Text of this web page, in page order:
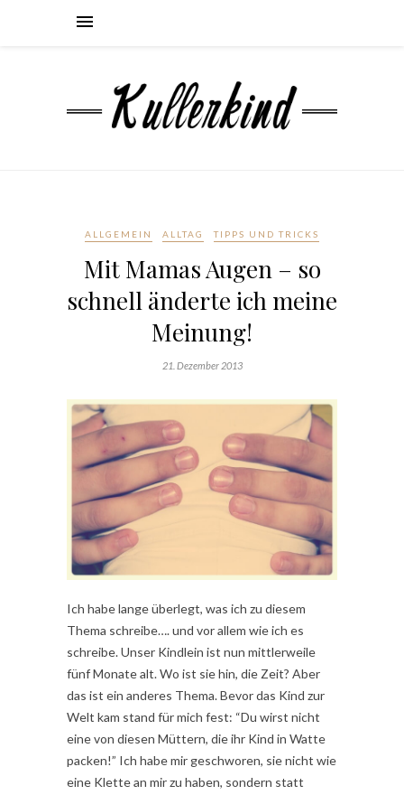
ALLGEMEIN ALLTAG TIPPS UND TRICKS
Mit Mamas Augen – so
schnell änderte ich meine
Meinung!
21. Dezember 2013
Ich habe lange überlegt, was ich zu diesem
Thema schreibe…. und vor allem wie ich es
schreibe. Unser Kindlein ist nun mittlerweile
fünf Monate alt. Wo ist sie hin, die Zeit? Aber
das ist ein anderes Thema. Bevor das Kind zur
Welt kam stand für mich fest: “Du wirst nicht
eine von diesen Müttern, die ihr Kind in Watte
packen!” Ich habe mir geschworen, sie nicht wie
eine Klette an mir zu haben, sondern statt